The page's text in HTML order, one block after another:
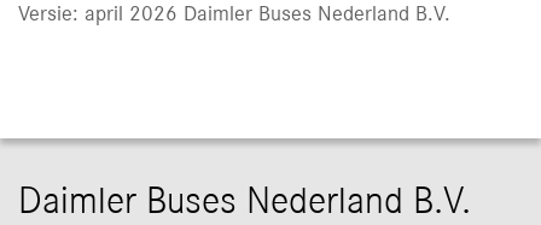
Versie: april 2026 Daimler Buses Nederland B.V.
Daimler Buses Nederland B.V.